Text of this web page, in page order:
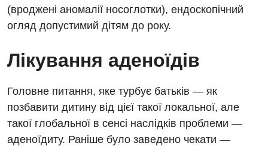
Дитяча дерматовенерологія
Дитяча ендокринологія
Дитяча кардіоревматологія
Дитяча ортопедія і травматологія
Дитяча оториноларингологія
(вроджені аномалії носоглотки), ендоскопічний
огляд допустимий дітям до року.
Лікування аденоїдів
Головне питання, яке турбує батьків — як
позбавити дитину від цієї такої локальної, але
такої глобальної в сенсі наслідків проблеми —
аденоїдиту. Раніше було заведено чекати —